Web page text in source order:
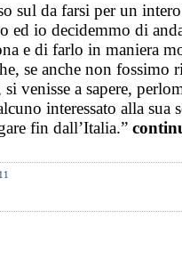
sul da farsi per un intero
ed io decidemmo di
e di farlo in maniera
se anche non fossimo
venisse a sapere,
interessato alla sua
fin dall’Italia.”